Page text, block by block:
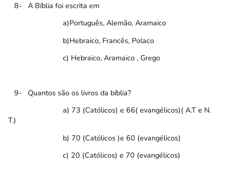
8-
A Bíblia foi escrita em
a)Português, Alemão, Aramaico
b)Hebraico, Francês, Polaco
c) Hebraico, Aramaico , Grego
9-
Quantos são os livros da bíblia?
a) 73 (Católicos) e 66( evangélicos)( A.T e N.
T.)
b) 70 (Católicos )e 60 (evangélicos)
c) 20 (Católicos) e 70 (evangélicos)